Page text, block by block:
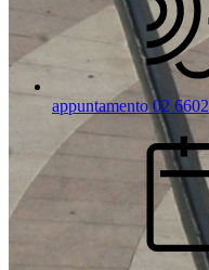
appuntamento 02